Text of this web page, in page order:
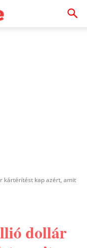
kártérítést kap azért, amit
dollár